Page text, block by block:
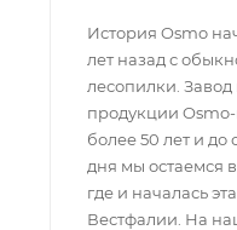
История Osmo
лет назад с
лесопилки.
продукции
более 50 лет и до
дня мы остаемся
где и началась
Вестфалии. На